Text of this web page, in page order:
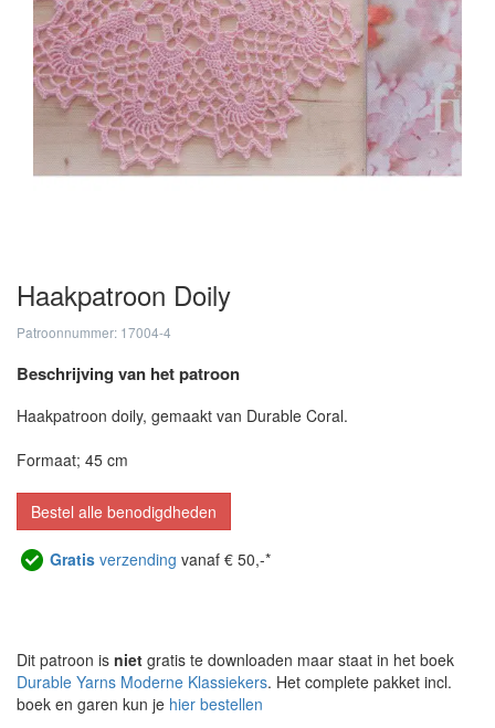
Haakpatroon Doily
Patroonnummer: 17004-4
Beschrijving van het patroon
Haakpatroon doily, gemaakt van Durable Coral.
Formaat; 45 cm
Bestel alle benodigdheden
Gratis verzending vanaf € 50,-*
Dit patroon is niet gratis te downloaden maar staat in het boek
Durable Yarns Moderne Klassiekers. Het complete pakket incl.
boek en garen kun je hier bestellen